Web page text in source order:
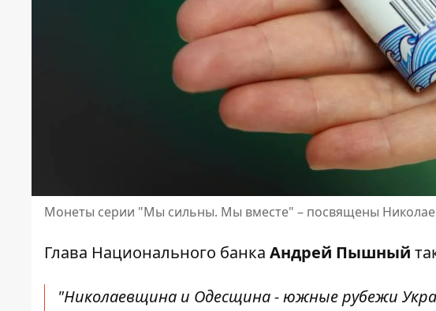
Монеты серии "Мы сильны. Мы вместе" – посвящены
Глава Национального банка Андрей Пышный
"Николаевщина и Одесщина - южные рубежи